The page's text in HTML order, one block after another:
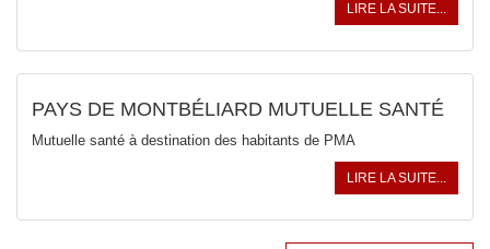
LIRE LA SUITE...
PAYS DE MONTBÉLIARD MUTUELLE SANTÉ
Mutuelle santé à destination des habitants de PMA
LIRE LA SUITE...